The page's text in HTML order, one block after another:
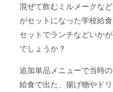
混ぜて飲むミルメークなど
がセットになった学校給食
セットでランチなどいかが
でしょうか？
追加単品メニューで当時の
給食で出た、揚げ物やドリ